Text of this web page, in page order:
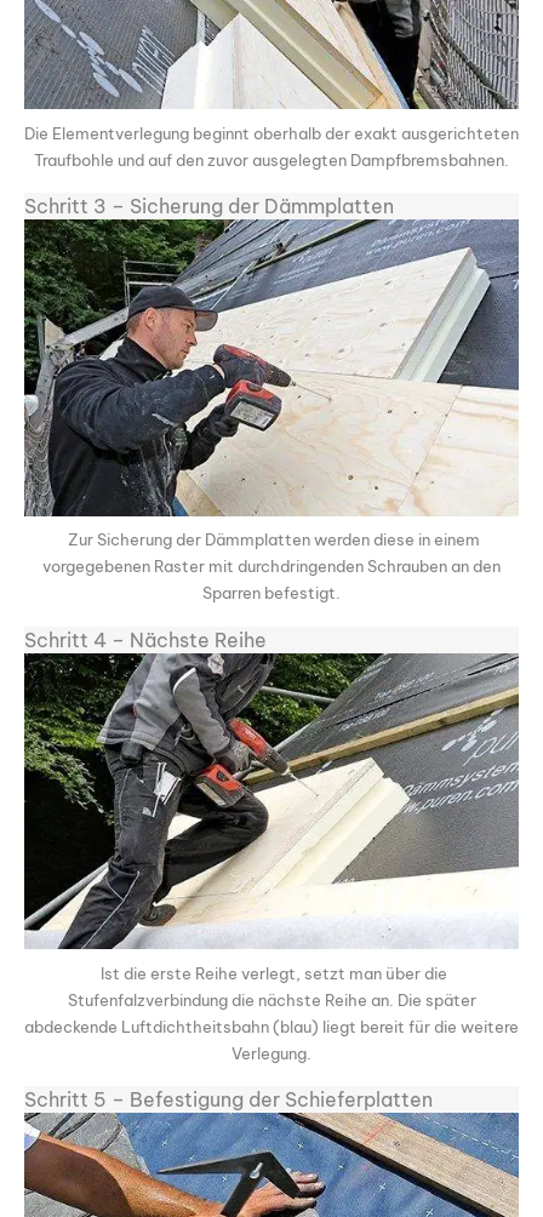
Die Elementverlegung beginnt oberhalb der exakt ausgerichteten
Traufbohle und auf den zuvor ausgelegten Dampfbremsbahnen.
Schritt 3 – Sicherung der Dämmplatten
Zur Sicherung der Dämmplatten werden diese in einem
vorgegebenen Raster mit durchdringenden Schrauben an den
Sparren befestigt.
Schritt 4 – Nächste Reihe
Ist die erste Reihe verlegt, setzt man über die
Stufenfalzverbindung die nächste Reihe an. Die später
abdeckende Luftdichtheitsbahn (blau) liegt bereit für die weitere
Verlegung.
Schritt 5 – Befestigung der Schieferplatten